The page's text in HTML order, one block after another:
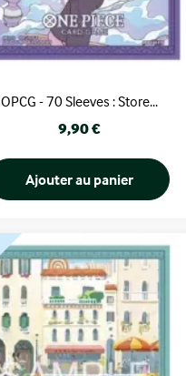
OPCG - 70 Sleeves : Store...
Prix
9,90 €
Ajouter au panier